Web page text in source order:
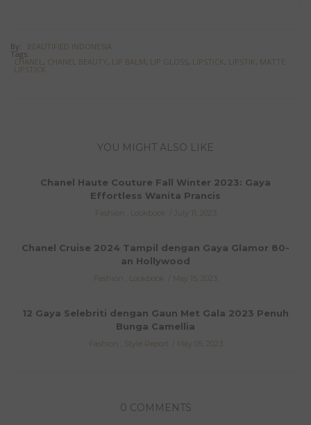
By: BEAUTIFIED INDONESIA
Tags:
CHANEL , CHANEL BEAUTY , LIP BALM, LIP GLOSS, LIPSTICK , LIPSTIK , MATTE
LIPSTICK
YOU MIGHT ALSO LIKE
Chanel Haute Couture Fall Winter 2023: Gaya
Effortless Wanita Prancis
Fashion Lookbook July 11, 2023
Chanel Cruise 2024 Tampil dengan Gaya Glamor 80-
an Hollywood
Fashion Lookbook May 15, 2023
12 Gaya Selebriti dengan Gaun Met Gala 2023 Penuh
Bunga Camellia
Fashion Style Report May 05, 2023
0 COMMENTS